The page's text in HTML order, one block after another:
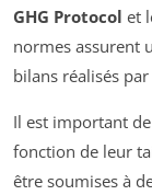
GHG Protocol et
normes assurent
bilans réalisés
Il est important
fonction de leur
être soumises à